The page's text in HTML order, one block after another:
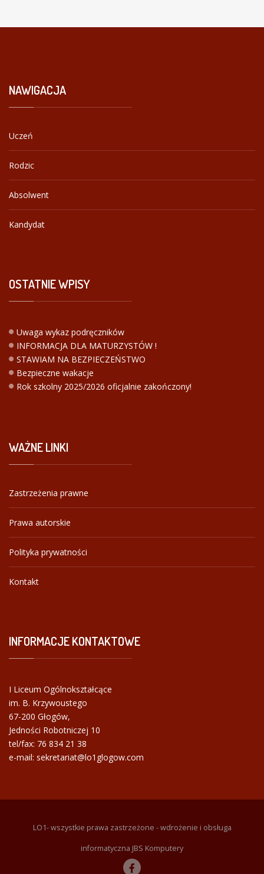
NAWIGACJA
Uczeń
Rodzic
Absolwent
Kandydat
OSTATNIEWPISY
Uwaga wykaz podręczników
INFORMACJA DLA MATURZYSTÓW !
STAWIAM NA BEZPIECZEŃSTWO
Bezpieczne wakacje
Rok szkolny 2025/2026 oficjalnie zakończony!
WAŻNELINKI
Zastrzeżenia prawne
Prawa autorskie
Polityka prywatności
Kontakt
INFORMACJEKONTAKTOWE
I Liceum Ogólnokształcące
im. B. Krzywoustego
67-200 Głogów,
Jedności Robotniczej 10
tel/fax: 76 834 21 38
e-mail: sekretariat@lo1glogow.com
LO1- wszystkie prawa zastrzeżone - wdrożenie i obsługa
informatyczna JBS Komputery